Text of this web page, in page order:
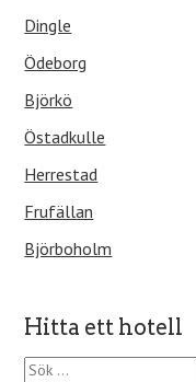
Dingle
Ödeborg
Björkö
Östadkulle
Herrestad
Frufällan
Björboholm
Hitta ett hotell
S